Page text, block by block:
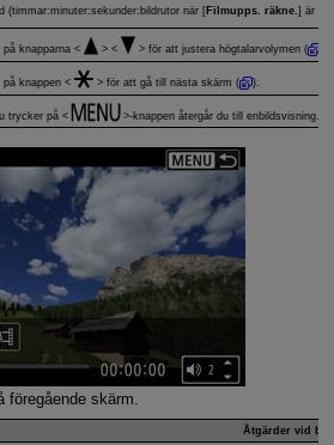
(timmar:minuter:sekunder:bildrutor när [ Filmupps. räkne.] är
på knapparna för att justera högtalarvolymen (
på knappen för att gå till nästa skärm ( ).
trycker på -knappen återgår du till enbildsvisning.
föregående skärm.
Åtgärder vid